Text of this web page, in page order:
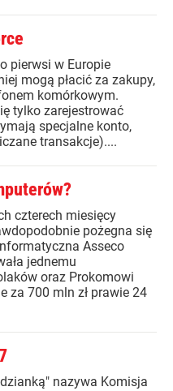
pierwsi w Europie
mogą płacić za zakupy,
komórkowym.
tylko zarejestrować
specjalne konto,
transakcje)....
czterech miesięcy
pożegna się
Asseco
jednemu
oraz Prokomowi
za 700 mln zł prawie 24
nazywa Komisja